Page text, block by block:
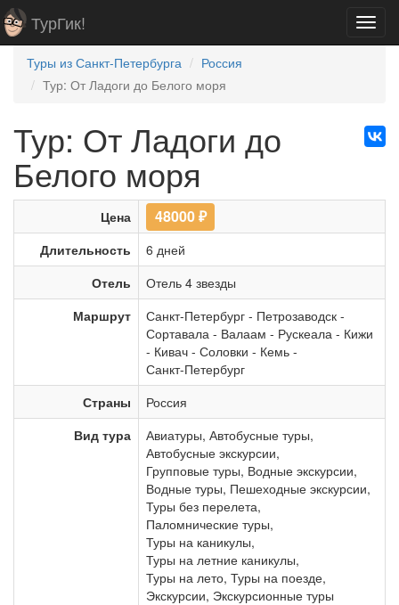
ТурГик!
Туры из Санкт-Петербурга
Россия
Тур: От Ладоги до Белого моря
Тур: От Ладоги до
Белого моря
Цена 48000₽
Длительность
6 дней
Отель
Отель 4 звезды
Маршрут
Санкт-Петербург - Петрозаводск -
Сортавала - Валаам - Рускеала - Кижи
- Кивач - Соловки - Кемь -
Санкт-Петербург
Страны
Россия
Вид тура
Авиатуры, Автобусные туры,
Автобусные экскурсии,
Групповые туры, Водные экскурсии,
Водные туры, Пешеходные экскурсии,
Туры без перелета,
Паломнические туры,
Туры на каникулы,
Туры на летние каникулы,
Туры на лето, Туры на поезде,
Экскурсии, Экскурсионные туры